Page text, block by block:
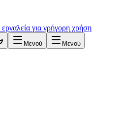
εργαλεία για γρήγορη χρήση
Μενού Μενού